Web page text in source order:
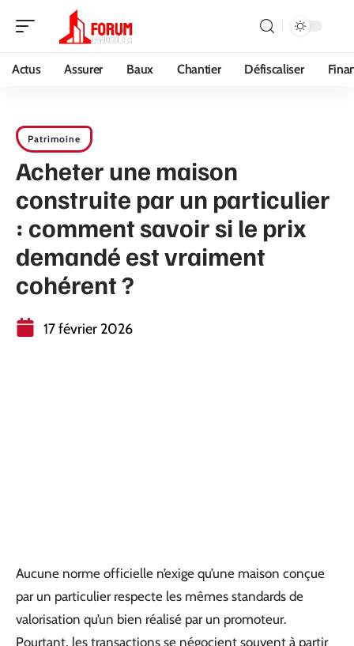
Actus Assurer Baux Chantier Défiscaliser
Patrimoine
Acheter une maison
construite par un particulier
: comment savoir si le prix
demandé est vraiment
cohérent ?
17 février 2026
Aucune norme officielle n’exige qu’une maison conçue
par un particulier respecte les mêmes standards de
valorisation qu’un bien réalisé par un promoteur.
Pourtant, les transactions se négocient souvent à partir